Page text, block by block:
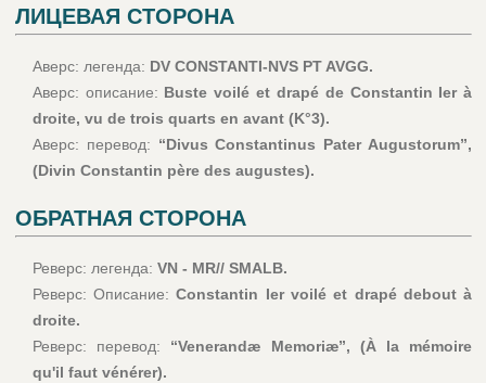
ЛИЦЕВАЯ СТОРОНА
Аверс: легенда: DV CONSTANTI-NVS PT AVGG.
Аверс: описание: Buste voilé et drapé de Constantin Ier à
droite, vu de trois quarts en avant (K°3).
Аверс: перевод: “Divus Constantinus Pater Augustorum”,
(Divin Constantin père des augustes).
ОБРАТНАЯ СТОРОНА
Реверс: легенда: VN - MR// SMALB.
Реверс: Описание:Constantin Ier voilé et drapé debout à
droite.
Реверс: перевод: “Venerandæ Memoriæ”, (À la mémoire
qu'il faut vénérer).